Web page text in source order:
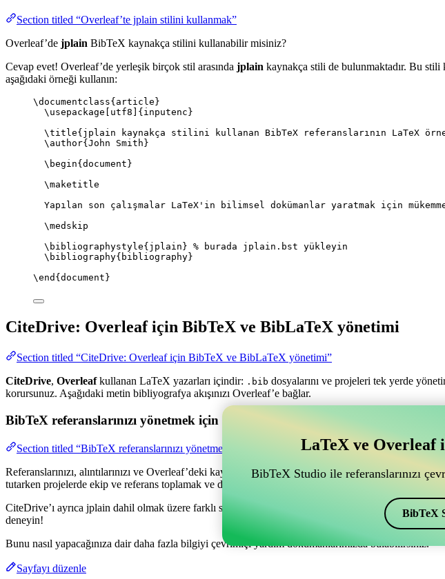
Section titled “Overleaf’te jplain stilini kullanmak”
Overleaf’de jplain BibTeX kaynakça stilini kullanabilir misiniz?
Cevap evet! Overleaf’de yerleşik birçok stil arasında jplain kaynakça stili de bulunmaktadır. Bu
aşağıdaki örneği kullanın:
\documentclass{ article }
\usepackage
utf8 ]{ inputenc }
\title{jplain kaynakça stilini kullanan BibTeX referanslarının LaTeX
\author{John Smith}
\begin{ document }
\maketitle
Yapılan son çalışmalar LaTeX'in bilimsel dokümanlar yaratmak için
\medskip
\bibliographystyle{jplain} % burada jplain.bst yükleyin
\bibliography{bibliography}
\end { document }
CiteDrive: Overleaf için BibTeX ve BibLaTeX yönetimi
Section titled “CiteDrive: Overleaf için BibTeX ve BibLaTeX yönetimi”
CiteDrive, Overleafkullanan LaTeX yazarları içindir: .bib dosyalarını ve projeleri tek yerde
korursunuz. Aşağıdaki metin bibliyografya akışınızı Overleaf’e bağlar.
BibTeX referanslarınızı yönetmek için Overleaf ile bağlantılı bir çevrimiçi
Section titled “BibTeX referanslarınızı yönetmek için Overleaf ile bağlantılı bir çevrimiçi işbirliği
Referanslarınızı, alıntılarınızı ve Overleaf’deki kaynakçanızı yönetmeye yardımcı olacak bir
tutarken projelerde ekip ve referans toplamak ve düzenlemek için olanak sağlar.
CiteDrive’ı ayrıca jplain dahil olmak üzere farklı stillerde kaynakçalar ve alıntılar oluşturmak için
deneyin!
Bunu nasıl yapacağınıza dair daha fazla bilgiyi çevrimiçi yardım dokümanlarımızda bulabilirsiniz.
Sayfayı düzenle
LaTeX ve
BibTeX Studio ile referanslarınızı
BibTeX